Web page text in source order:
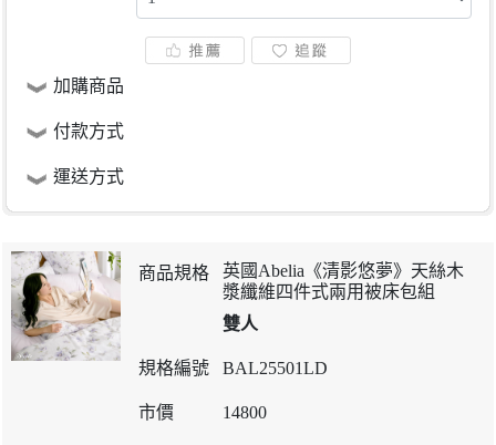
加購商品
付款方式
運送方式
英國Abelia《清影悠夢》天絲木
漿纖維四件式兩用被床包組
雙人
BAL25501LD
14800